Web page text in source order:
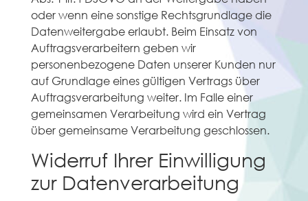
oder wenn eine sonstige Rechtsgrundlage die
Datenweitergabe erlaubt. Beim Einsatz von
Auftragsverarbeitern geben wir
personenbezogene Daten unserer Kunden nur
auf Grundlage eines gültigen Vertrags über
Auftragsverarbeitung weiter. Im Falle einer
gemeinsamen Verarbeitung wird ein Vertrag
über gemeinsame Verarbeitung geschlossen.
Widerruf Ihrer Einwilligung
zur Datenverarbeitung